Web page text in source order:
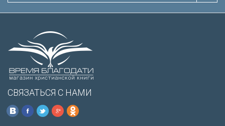
СВЯЗАТЬСЯ С НАМИ